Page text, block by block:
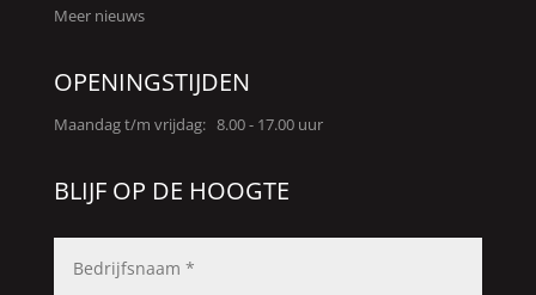
Meer nieuws
OPENINGSTIJDEN
Maandag t/m vrijdag: 8.00 - 17.00 uur
BLIJF OP DE HOOGTE